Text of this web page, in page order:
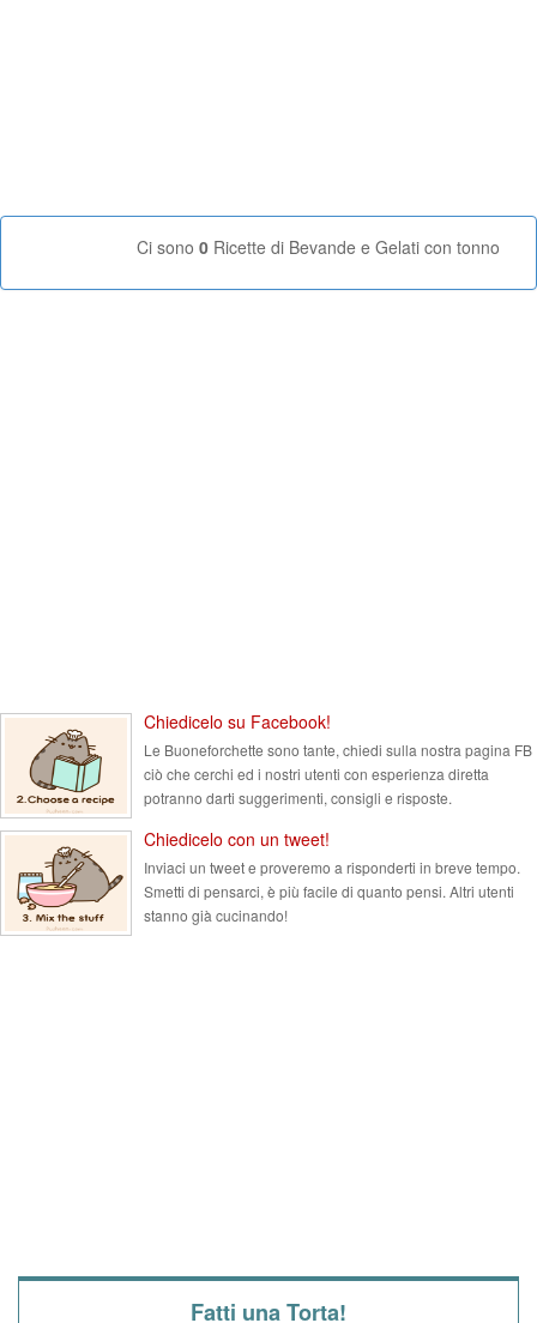
Ci sono 0 Ricette di Bevande e Gelati con tonno
Chiedicelo su Facebook!
Le Buoneforchette sono tante, chiedi sulla nostra pagina FB
ciò che cerchi ed i nostri utenti con esperienza diretta
potranno darti suggerimenti, consigli e risposte.
Chiedicelo con un tweet!
Inviaci un tweet e proveremo a risponderti in breve tempo.
Smetti di pensarci, è più facile di quanto pensi. Altri utenti
stanno già cucinando!
Fatti una Torta!